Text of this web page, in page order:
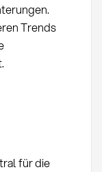
Trends
für die